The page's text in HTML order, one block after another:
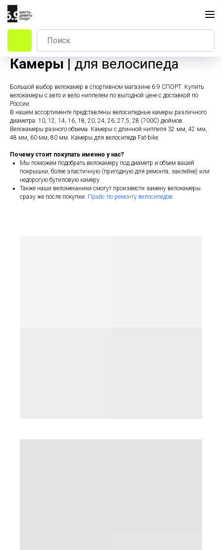
Камеры | для велосипеда
Большой выбор велокамер в спортивном магазине 6.9 СПОРТ. Купить
велокамеры с авто и вело ниппелем по выгодной цене с доставкой по
России.
В нашем ассортименте представлены велосипедные камеры различного
диаметра: 10, 12, 14, 16, 18, 20, 24, 26, 27,5, 28 (700С) дюймов.
Велокамеры разного объема. Камеры с длинной ниппеля 32 мм, 42 мм,
48 мм, 60 мм, 80 мм. Камеры для велосипеда Fat-bike.
Почему стоит покупать именно у нас?
Мы поможем подобрать велокамеру под диаметр и объем вашей
покрышки, более эластичную (пригодную для ремонта, заклейке) или
недорогую бутиловую камеру.
Также наши веломеханики смогут произвести замену велокамеры
сразу же после покупки. Прайс по ремонту велосипедов.